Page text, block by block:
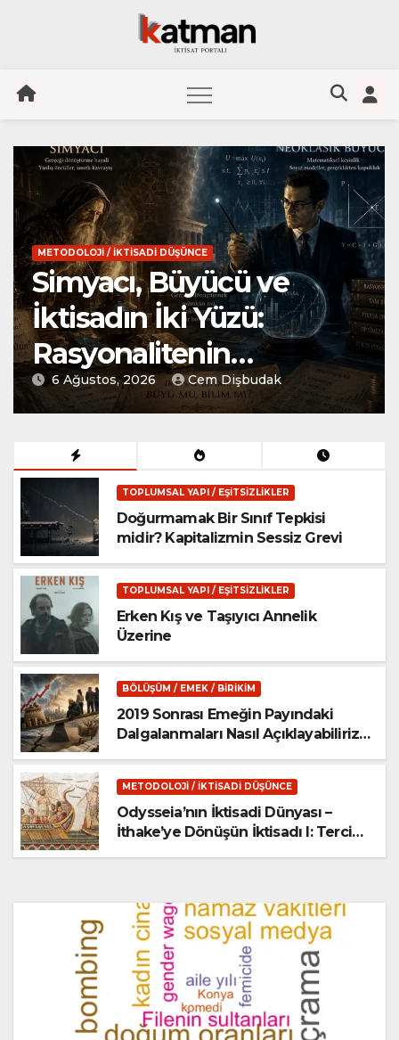
content
/ İKTISADI DÜŞÜNCE
Büyücü ve
İki Yüzü:
Krizi
2026 Cem Dişbudak
PARA / FINANS
6
TOPLUMSAL YAPI / EŞITSIZLIKLER
Doğurmamak Bir Sınıf Tepkisi
midir? Kapitalizmin Sessiz Grevi
TOPLUMSAL YAPI / EŞITSIZLIKLER
Erken Kış ve Taşıyıcı Annelik
Üzerine
BÖLÜŞÜM / EMEK / BIRIKIM
2019 Sonrası Emeğin Payındaki
Dalgalanmaları Nasıl Açıklayabiliriz?
İlişki (II))
METODOLOJI / İKTISADI DÜŞÜNCE
Odysseia’nın İktisadi Dünyası –
İthake’ye Dönüşün İktisadı I: Tercih,